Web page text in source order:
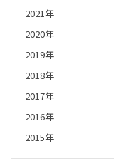
2021年
2020年
2019年
2018年
2017年
2016年
2015年